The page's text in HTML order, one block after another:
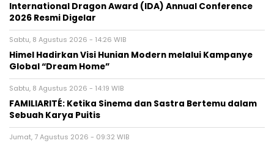
International Dragon Award (IDA) Annual Conference
2026 Resmi Digelar
Sabtu, 8 Agustus 2026 - 14:26 WIB
Himel Hadirkan Visi Hunian Modern melalui Kampanye
Global “Dream Home”
Sabtu, 8 Agustus 2026 - 14:19 WIB
FAMILIARITÉ: Ketika Sinema dan Sastra Bertemu dalam
Sebuah Karya Puitis
Jumat, 7 Agustus 2026 - 09:32 WIB